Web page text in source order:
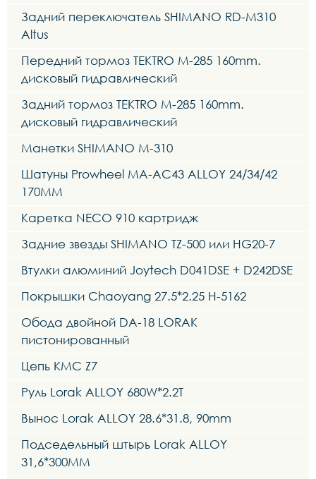
Задний переключатель SHIMANO RD-M310
Altus
Передний тормоз TEKTRO M-285 160mm.
дисковый гидравлический
Задний тормоз TEKTRO M-285 160mm.
дисковый гидравлический
Манетки SHIMANO M-310
Шатуны Prowheel MA-AC43 ALLOY 24/34/42
170MM
Каретка NECO 910 картридж
Задние звезды SHIMANO TZ-500 или HG20-7
Втулки алюминий Joytech D041DSE + D242DSE
Покрышки Chaoyang 27.5*2.25 H-5162
Обода двойной DA-18 LORAK
пистонированный
Цепь KMC Z7
Руль Lorak ALLOY 680W*2.2T
Вынос Lorak ALLOY 28.6*31.8, 90mm
Подседельный штырь Lorak ALLOY
31,6*300MM